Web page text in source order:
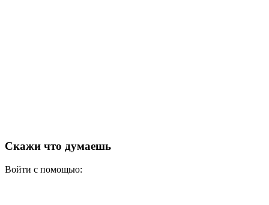
Скажи что думаешь
Войти с помощью: